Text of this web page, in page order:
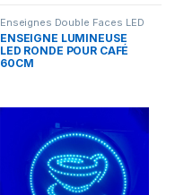
Enseignes Double Faces LED
ENSEIGNE LUMINEUSE
LED RONDE POUR CAFÉ
60CM